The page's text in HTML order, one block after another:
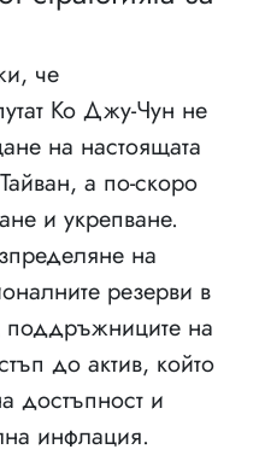
че
Ко Джу-Чун не
на настоящата
а по-скоро
и укрепване.
на
резерви в
поддръжниците на
до актив, който
достъпност и
инфлация.